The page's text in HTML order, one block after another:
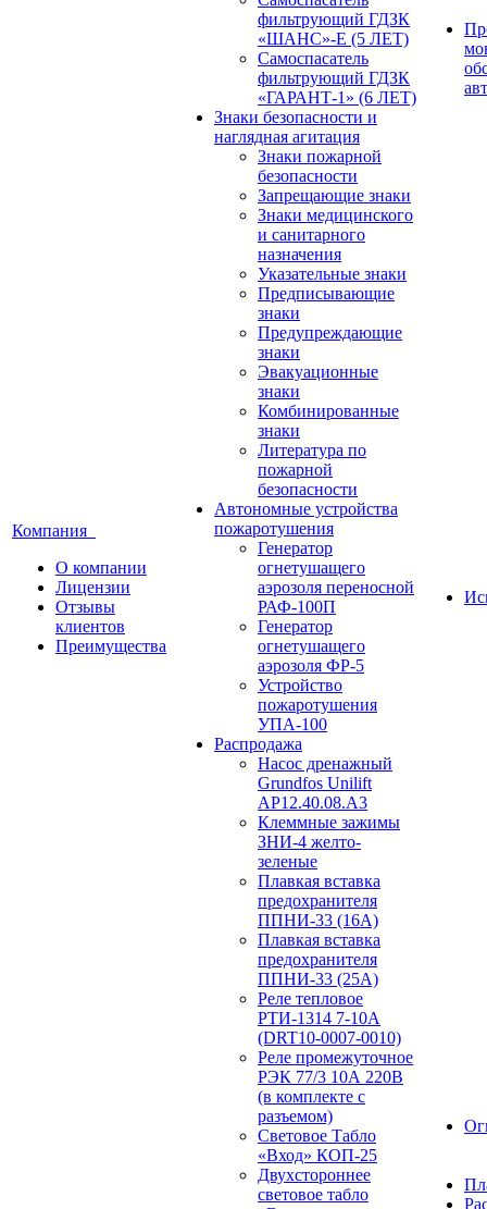
Компания
О компании
Лицензии
Отзывы
клиентов
Преимущества
фильтрующий ГДЗК
«ШАНС»-Е (5 ЛЕТ)
Самоспасатель
фильтрующий ГДЗК
«ГАРАНТ-1» (6 ЛЕТ)
Знаки безопасности и
наглядная агитация
Знаки пожарной
безопасности
Запрещающие знаки
Знаки медицинского
и санитарного
назначения
Указательные знаки
Предписывающие
знаки
Предупреждающие
знаки
Эвакуационные
знаки
Комбинированные
знаки
Литература по
пожарной
безопасности
Автономные устройства
пожаротушения
Генератор
огнетушащего
аэрозоля переносной
РАФ-100П
Генератор
огнетушащего
аэрозоля ФР-5
Устройство
пожаротушения
УПА-100
Распродажа
Насос дренажный
Grundfos Unilift
АP12.40.08.A3
Клеммные зажимы
ЗНИ-4 желто-
зеленые
Плавкая вставка
предохранителя
ППНИ-33 (16А)
Плавкая вставка
предохранителя
ППНИ-33 (25А)
Реле тепловое
РТИ-1314 7-10А
(DRT10-0007-0010)
Реле промежуточное
РЭК 77/3 10А 220В
(в комплекте с
разъемом)
Световое Табло
«Вход» КОП-25
Двухстороннее
световое табло